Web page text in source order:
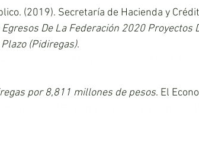
(2019). Secretaría de Hacienda y
De La Federación 2020 Proyectos
(Pidiregas).
por 8,811 millones de pesos. El